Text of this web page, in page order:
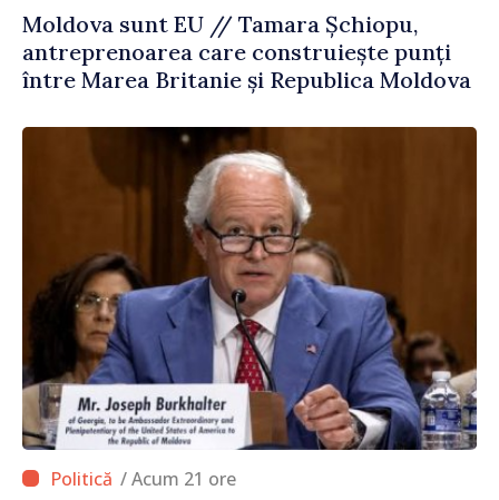
Moldova sunt EU // Tamara Șchiopu,
antreprenoarea care construiește punți
între Marea Britanie și Republica Moldova
/ Acum 21 ore